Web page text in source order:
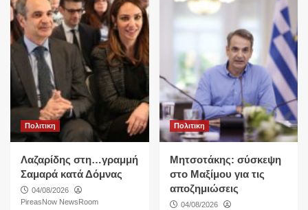
Πολιτικη
Λαζαρίδης στη…γραμμή
Σαμαρά κατά Δόμνας
04/08/2026
PireasNow NewsRoom
Πολιτικη
Μητσοτάκης: σύσκεψη
στο Μαξίμου για τις
αποζημιώσεις
04/08/2026